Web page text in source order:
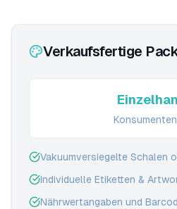
Verkaufsfertige
Vakuumversiegelte Schalen
Individuelle Etiketten &
Nährwertangaben und